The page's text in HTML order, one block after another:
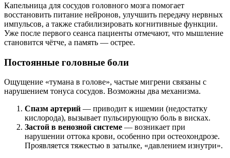
Капельница для сосудов головного мозга помогает
восстановить питание нейронов, улучшить передачу нервных
импульсов, а также стабилизировать когнитивные функции.
Уже после первого сеанса пациенты отмечают, что мышление
становится чётче, а память — острее.
Постоянные головные боли
Ощущение «тумана в голове», частые мигрени связаны с
нарушением тонуса сосудов. Возможны два механизма.
Спазм артерий — приводит к ишемии (недостатку
кислорода), вызывает пульсирующую боль в висках.
Застой в венозной системе — возникает при
нарушении оттока крови, особенно при остеохондрозе.
Проявляется тяжестью в затылке, «давлением изнутри».